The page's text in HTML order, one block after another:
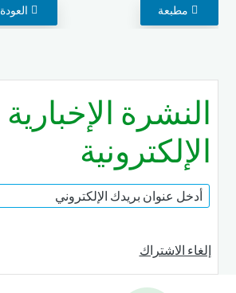
العودة مطبعة
النشرة الإخبارية
الإلكترونية
إلغاء الاشتراك